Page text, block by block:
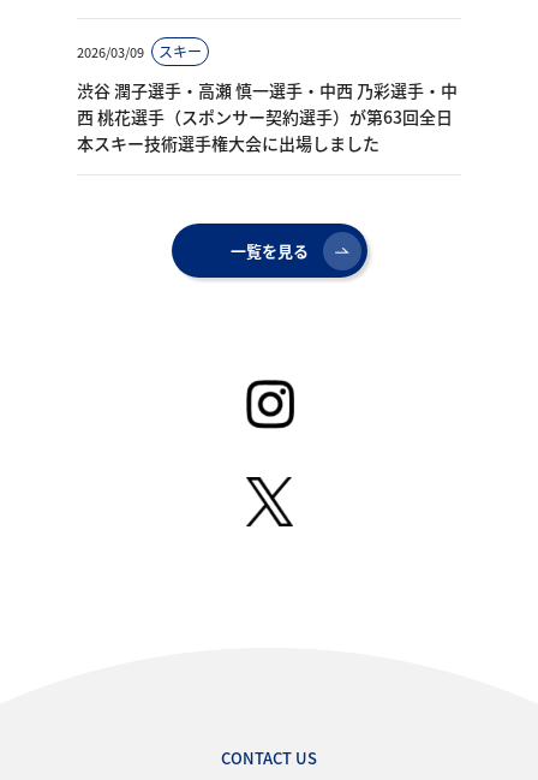
2026/03/09 スキー
渋谷 潤子選手・高瀬 慎一選手・中西 乃彩選手・中
西 桃花選手（スポンサー契約選手）が第63回全日
本スキー技術選手権大会に出場しました
一覧を見る
CONTACT US